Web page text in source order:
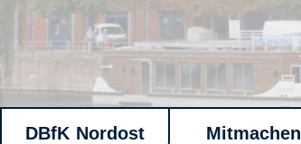
DBfK Nordost Mitmachen